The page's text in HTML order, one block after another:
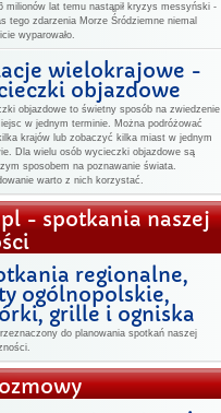
milionów lat temu nastąpił kryzys messyński -
tego zdarzenia Morze Śródziemne niemal
wyparowało.
wielokrajowe -
objazdowe
objazdowe to świetny sposób na zwiedzenie
w jednym terminie. Można podróżować
krajów lub zobaczyć kilka miast w jednym
Dla wielu osób wycieczki objazdowe są
sposobem na poznawanie świata.
warto z nich korzystać.
- spotkania naszej
regionalne,
ogólnopolskie,
grille i ogniska
do planowania spotkań naszej